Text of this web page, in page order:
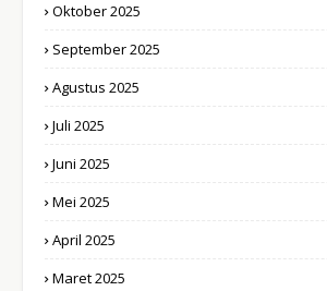
Oktober 2025
September 2025
Agustus 2025
Juli 2025
Juni 2025
Mei 2025
April 2025
Maret 2025